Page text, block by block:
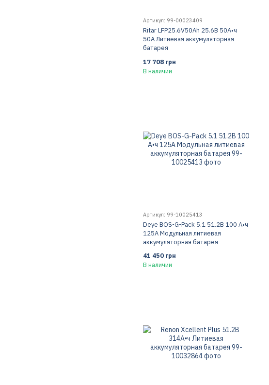
Артикул: 99-00023409
Ritar LFP25.6V50Ah 25.6В 50А•ч
50А Литиевая аккумуляторная
батарея
17 708 грн
В наличии
Артикул: 99-10025413
Deye BOS-G-Pack 5.1 51.2В 100 А•ч
125А Модульная литиевая
аккумуляторная батарея
41 450 грн
В наличии